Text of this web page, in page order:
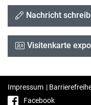
Nachricht
Visitenkarte
Impressum |
Facebook